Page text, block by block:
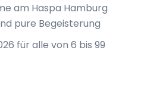
am Haspa Hamburg
pure Begeisterung
für alle von 6 bis 99